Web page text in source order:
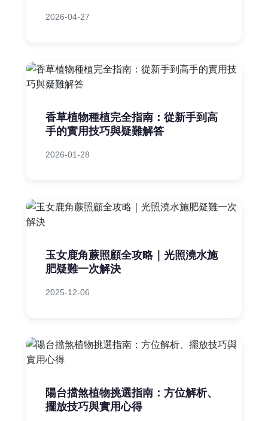
2026-04-27
香草植物種植完全指南：從新手到高
手的實用技巧與疑難解答
2026-01-28
玉女鹿角蕨照顧全攻略｜光照澆水施
肥疑難一次解決
2025-12-06
陽台擋煞植物挑選指南：方位解析、
擺放技巧與實用心得